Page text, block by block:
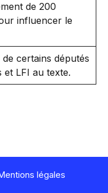
de 200
influencer le
certains députés
et LFI au texte.
légales